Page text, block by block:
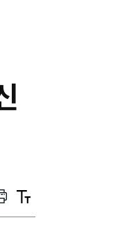
프
트
텍
트